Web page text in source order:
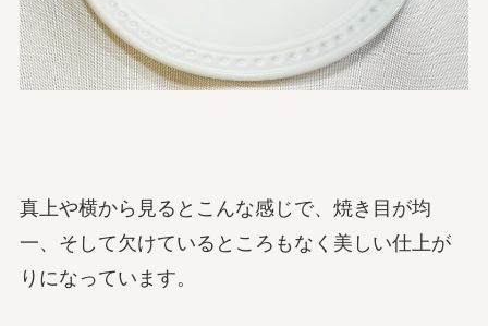
真上や横から見るとこんな感じで、焼き目が均
一、そして欠けているところもなく美しい仕上が
りになっています。